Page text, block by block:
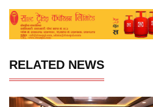
RELATED NEWS